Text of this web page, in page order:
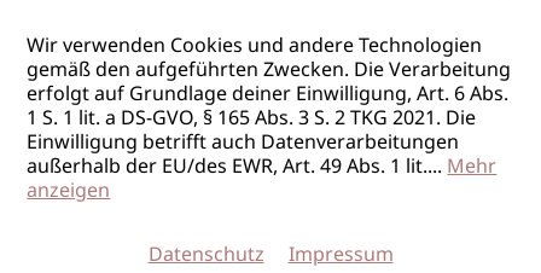
Wir verwenden Cookies und andere Technologien
gemäß den aufgeführten Zwecken. Die Verarbeitung
erfolgt auf Grundlage deiner Einwilligung, Art. 6 Abs.
1 S. 1 lit. a DS-GVO, § 165 Abs. 3 S. 2 TKG 2021. Die
Einwilligung betrifft auch Datenverarbeitungen
außerhalb der EU/des EWR, Art. 49 Abs. 1 lit....Mehr
anzeigen
Datenschutz Impressum